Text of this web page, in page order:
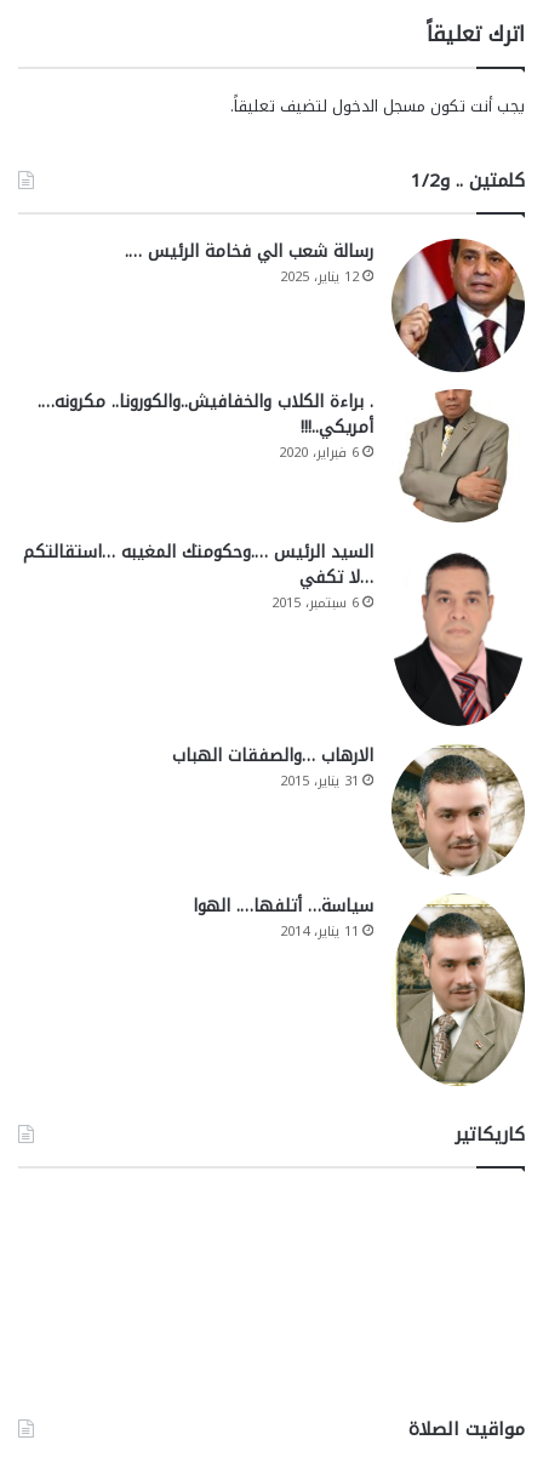
اترك تعليقاً
يجب أنت تكون مسجل الدخول لتضيف تعليقاً.
كلمتين .. و1/2
رسالة شعب الي فخامة الرئيس ….
12 يناير، 2025
. براءة الكلاب والخفافيش..والكورونا.. مكرونه….
أمريكي..!!!
6 فبراير، 2020
السيد الرئيس ….وحكومتك المغيبه …استقالتكم
…لا تكفي
6 سبتمبر، 2015
الارهاب …والصفقات الهباب
31 يناير، 2015
سياسة… أتلفها…. الهوا
11 يناير، 2014
كاريكاتير
مواقيت الصلاة